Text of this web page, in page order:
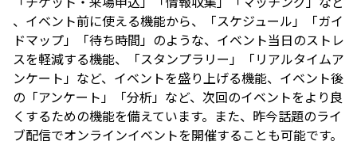
、イベント前に使える機能から、「スケジュール」「ガイ
ドマップ」「待ち時間」のような、イベント当日のストレ
スを軽減する機能、「スタンプラリー」「リアルタイムア
ンケート」など、イベントを盛り上げる機能、イベント後
の「アンケート」「分析」など、次回のイベントをより良
くするための機能を備えています。また、昨今話題のライ
ブ配信でオンラインイベントを開催することも可能です。